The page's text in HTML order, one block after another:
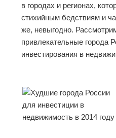
в городах и регионах,
стихийным бедствиям и
же, невыгодно.
привлекательные города
инвестирования в